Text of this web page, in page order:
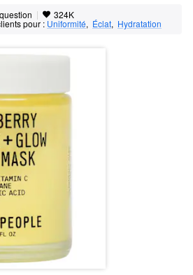
| 324K
pour : Uniformité, Éclat, Hydratation